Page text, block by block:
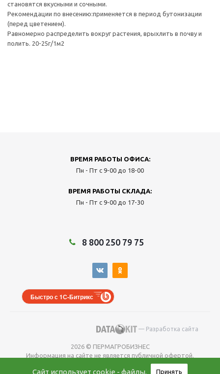
становятся вкусными и сочными.
Рекомендации по внесению:применяется в период бутонизации
(перед цветением).
Равномерно распределить вокруг растения, врыхлить в почву и
полить. 20-25г/1м2
ВРЕМЯ РАБОТЫ ОФИСА:
Пн - Пт с 9-00 до 18-00
ВРЕМЯ РАБОТЫ СКЛАДА:
Пн - Пт с 9-00 до 17-30
8 800 250 79 75
Быстро с 1С-Битрикс
— Разработка сайта
2026 © ПЕРМАГРОБИЗНЕС
Информация на сайте не является публичной офертой.
Сайт использует cookie - файлы. Принять